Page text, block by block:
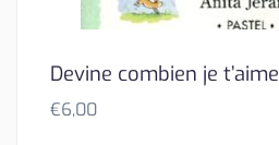
Devine combien je t’aime
€6,00